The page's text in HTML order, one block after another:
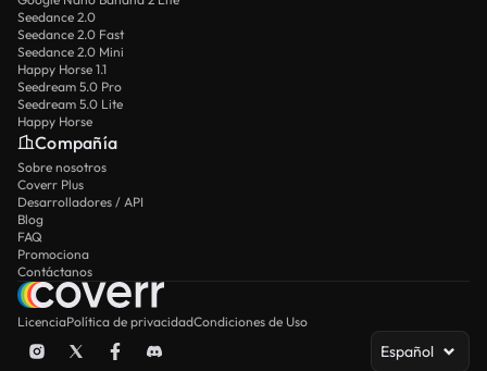
Seedance 2.0
Seedance 2.0 Fast
Seedance 2.0 Mini
Happy Horse 1.1
Seedream 5.0 Pro
Seedream 5.0 Lite
Happy Horse
Compañía
Sobre nosotros
Coverr Plus
Desarrolladores / API
Blog
FAQ
Promociona
Contáctanos
LicenciaPolítica de privacidadCondiciones de Uso
Español